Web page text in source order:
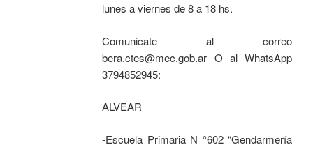
lunes a viernes de 8 a 18 hs.
Comunicate al correo
bera.ctes@mec.gob.ar O al WhatsApp
3794852945:
ALVEAR
-Escuela Primaria N °602 “Gendarmería